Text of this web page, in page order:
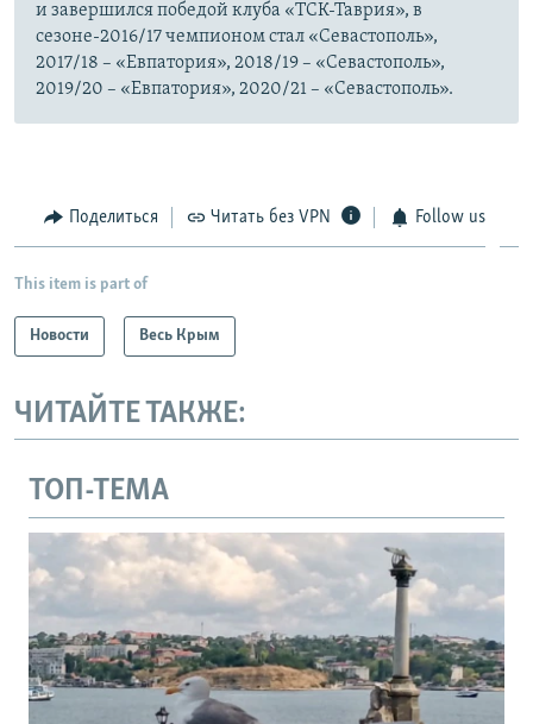
и завершился победой клуба «ТСК-Таврия», в
сезоне-2016/17 чемпионом стал «Севастополь»,
2017/18 – «Евпатория», 2018/19 – «Севастополь»,
2019/20 – «Евпатория», 2020/21 – «Севастополь».
Поделиться Читать без VPN Follow us
This item is part of
Новости Весь Крым
ЧИТАЙТЕ ТАКЖЕ:
ТОП-ТЕМА